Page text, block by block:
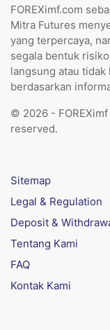
FOREXimf.com
Mitra Futures
yang terpercaya,
segala bentuk
langsung atau
berdasarkan
© 2026 -
reserved.
Sitemap
Legal & Regulation
Deposit &
Tentang Kami
FAQ
Kontak Kami